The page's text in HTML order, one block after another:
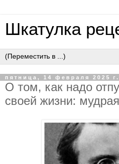
Шкатулка
пятница, 14 февраля 2025 г.
О том, как надо
своей жизни: